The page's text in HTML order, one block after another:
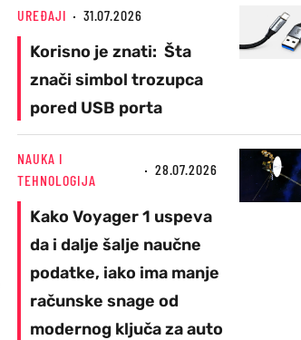
UREĐAJI 31.07.2026
Korisno je znati: Šta
znači simbol trozupca
pored USB porta
NAUKA I
TEHNOLOGIJA
28.07.2026
Kako Voyager 1 uspeva
da i dalje šalje naučne
podatke, iako ima manje
računske snage od
modernog ključa za auto